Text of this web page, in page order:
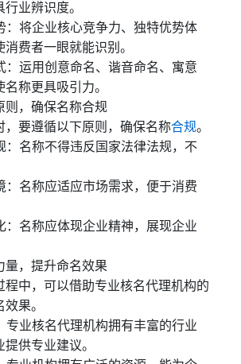
业辨识度。
：将企业核心竞争力、独特优势体
费者一眼就能识别。
：运用创意命名、谐音命名、寓意
称更具吸引力。
则，确保名称合规
，要遵循以下原则，确保名称合规。
：名称不得违反国家法律法规，不
：名称应适应市场需求，便于消费
：名称应体现企业精神，展现企业
量，提升命名效果
程中，可以借助专业核名代理机构的
果。
专业核名代理机构拥有丰富的行业
供专业建议。